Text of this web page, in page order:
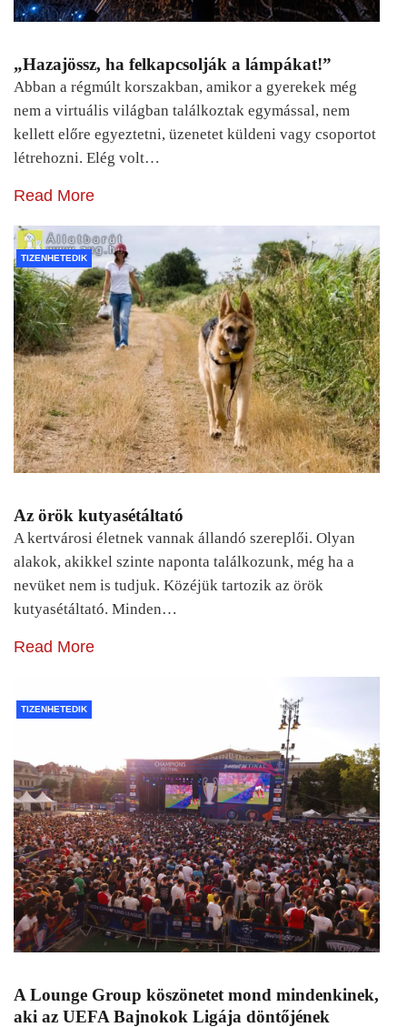
„Hazajössz, ha felkapcsolják a lámpákat!”
Abban a régmúlt korszakban, amikor a gyerekek még
nem a virtuális világban találkoztak egymással, nem
kellett előre egyeztetni, üzenetet küldeni vagy csoportot
létrehozni. Elég volt…
Read More
TIZENHETEDIK
Az örök kutyasétáltató
A kertvárosi életnek vannak állandó szereplői. Olyan
alakok, akikkel szinte naponta találkozunk, még ha a
nevüket nem is tudjuk. Közéjük tartozik az örök
kutyasétáltató. Minden…
Read More
TIZENHETEDIK
A Lounge Group köszönetet mond mindenkinek,
aki az UEFA Bajnokok Ligája döntőjének